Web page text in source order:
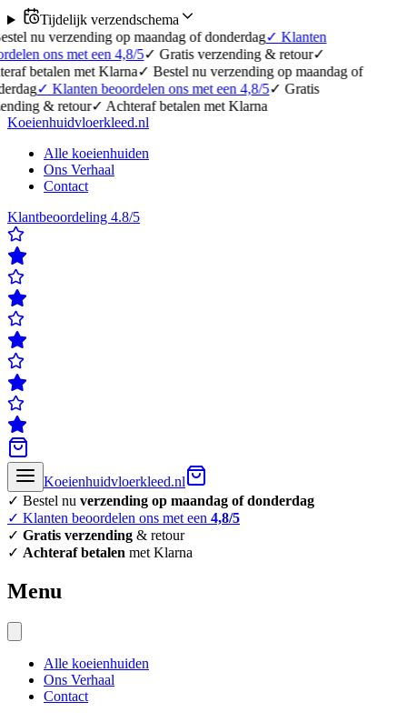
Tijdelijk verzendschema
verzending op maandag of donderdag✓Klanten
ons met een 4,8/5✓Gratis verzending & retour✓
met Klarna✓Bestel nu verzending op maandag of
✓Klanten beoordelen ons met een 4,8/5✓Gratis
& retour✓Achteraf betalen met Klarna
Koeienhuidvloerkleed.nl
Alle koeienhuiden
Ons Verhaal
Contact
Klantbeoordeling 4.8/5
Koeienhuidvloerkleed.nl
✓ Bestel nu verzending op maandag of donderdag
✓ Klanten beoordelen ons met een 4,8/5
✓ Gratis verzending & retour
✓ Achteraf betalen met Klarna
Menu
Alle koeienhuiden
Ons Verhaal
Contact